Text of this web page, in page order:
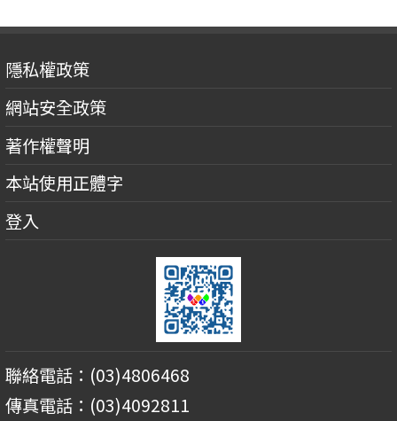
隱私權政策
網站安全政策
著作權聲明
本站使用正體字
登入
聯絡電話：(03)4806468
傳真電話：(03)4092811